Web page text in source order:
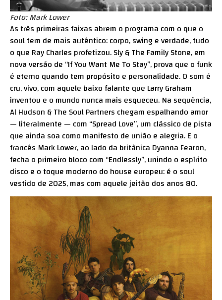
Foto: Mark Lower
As três primeiras faixas abrem o programa com o que o
soul tem de mais autêntico: corpo, swing e verdade, tudo
o que Ray Charles profetizou. Sly & The Family Stone, em
nova versão de “If You Want Me To Stay”, prova que o funk
é eterno quando tem propósito e personalidade. O som é
cru, vivo, com aquele baixo falante que Larry Graham
inventou e o mundo nunca mais esqueceu. Na sequência,
Al Hudson & The Soul Partners chegam espalhando amor
— literalmente — com “Spread Love”, um clássico de pista
que ainda soa como manifesto de união e alegria. E o
francês Mark Lower, ao lado da britânica Dyanna Fearon,
fecha o primeiro bloco com “Endlessly”, unindo o espírito
disco e o toque moderno do house europeu: é o soul
vestido de 2025, mas com aquele jeitão dos anos 80.